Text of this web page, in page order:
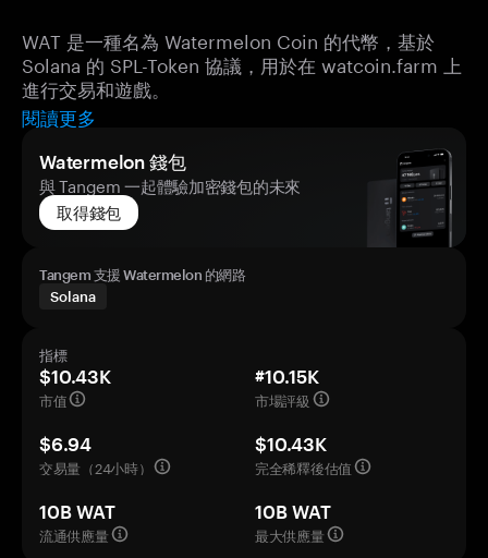
WAT 是一種名為 Watermelon Coin 的代幣，基於
Solana 的 SPL-Token 協議，用於在 watcoin.farm 上
進行交易和遊戲。
閱讀更多
Watermelon 錢包
與 Tangem 一起體驗加密錢包的未來
取得錢包
Tangem 支援 Watermelon 的網路
Solana
指標
$10.43K
市值
#10.15K
市場評級
$6.94
交易量（24小時）
$10.43K
完全稀釋後估值
10B WAT
流通供應量
10B WAT
最大供應量